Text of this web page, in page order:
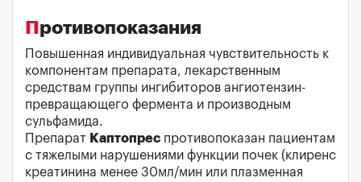
Противопоказания
Повышенная индивидуальная чувствительность к
компонентам препарата, лекарственным
средствам группы ингибиторов ангиотензин-
превращающего фермента и производным
сульфамида.
Препарат Каптопрес противопоказан пациентам
с тяжелыми нарушениями функции почек (клиренс
креатинина менее 30мл/мин или плазменная